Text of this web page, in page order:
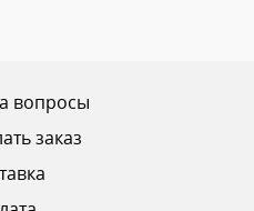
ОТЗЫВ
вопросы
заказ